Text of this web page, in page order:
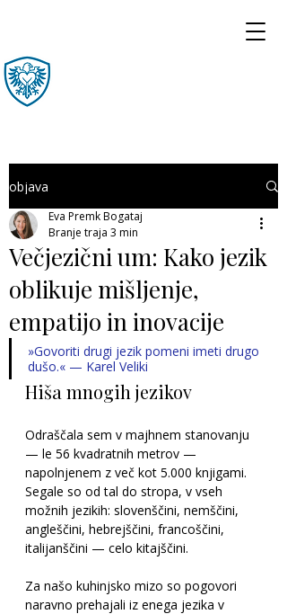
objava
Večjezični um: Kako jezik
oblikuje mišljenje,
empatijo in inovacije
Eva Premk Bogataj
Branje traja 3 min
»Govoriti drugi jezik pomeni imeti drugo
dušo.« — Karel Veliki
Hiša mnogih jezikov
Odraščala sem v majhnem stanovanju
— le 56 kvadratnih metrov —
napolnjenem z več kot 5.000 knjigami.
Segale so od tal do stropa, v vseh
možnih jezikih: slovenščini, nemščini,
angleščini, hebrejščini, francoščini,
italijanščini — celo kitajščini.
Za našo kuhinjsko mizo so pogovori
naravno prehajali iz enega jezika v